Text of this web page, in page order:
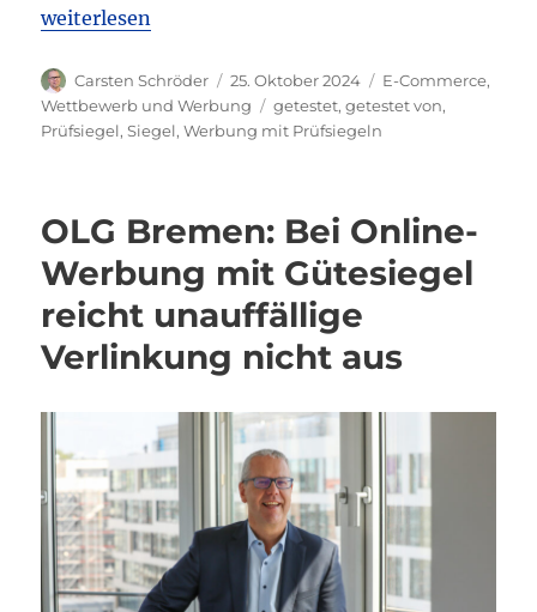
„LG Leipzig: Werbung mit „getestet von“ und
weiterlesen
Autor
Carsten Schröder
Veröffentlicht
am
25. Oktober 2024 Kategorien
E-Commerce,
Wettbewerb und Werbung
Schlagwörter
getestet,getestet von,
Prüfsiegel,Siegel,Werbung mit Prüfsiegeln
OLG Bremen: Bei Online-
Werbung mit Gütesiegel
reicht unauffällige
Verlinkung nicht aus